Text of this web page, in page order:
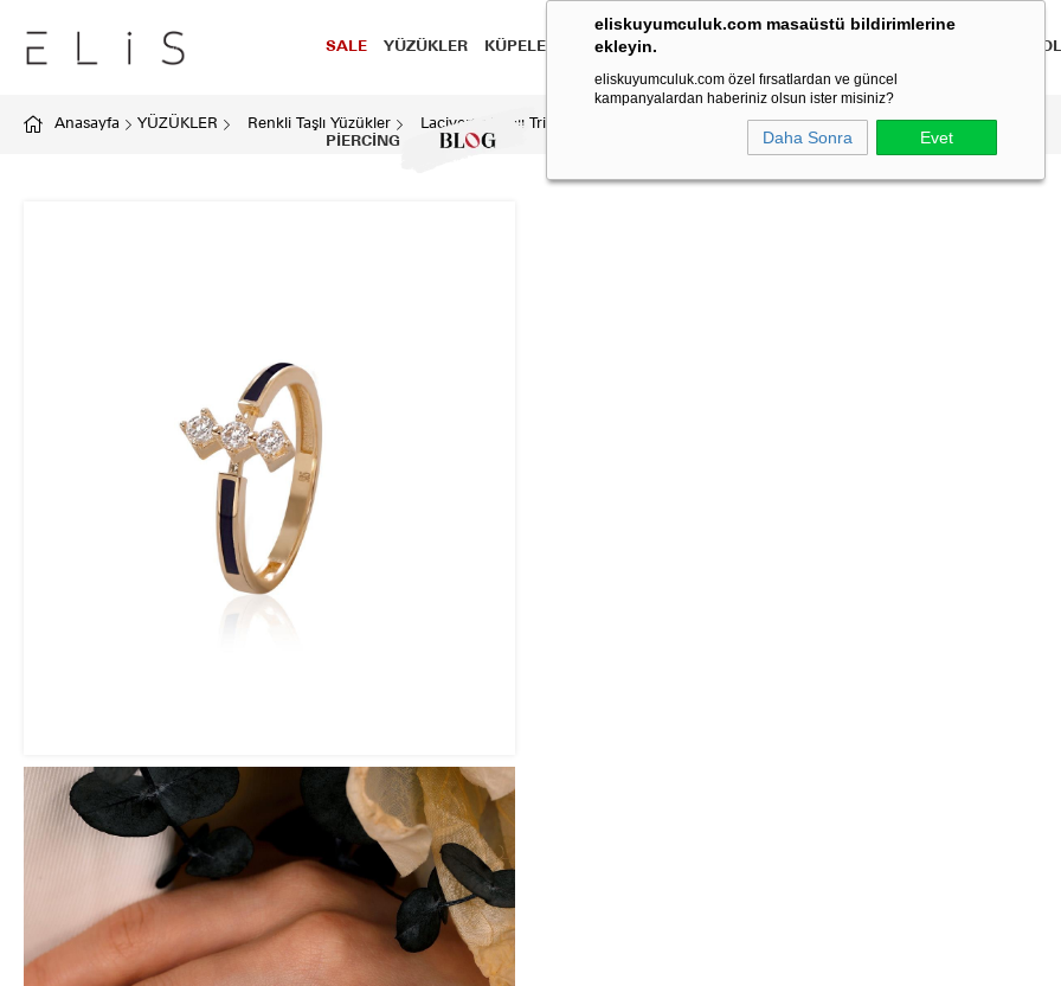
eliskuyumculuk.com masaüstü bildirimlerine
ekleyin.
eliskuyumculuk.com özel fırsatlardan ve güncel
kampanyalardan haberiniz olsun ister misiniz?
Daha Sonra Evet
SALE YÜZÜKLER KÜPELER BİLEKLİKLER
PİERCİNG BLOG
Anasayfa YÜZÜKLER Renkli Taşlı Yüzükler Lacivert Mineli Tria Yüzük